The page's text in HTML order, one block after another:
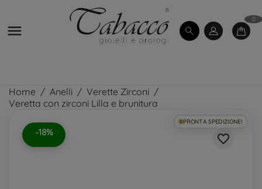

0
Home Anelli
Verette Zirconi
Veretta con zirconi Lilla e brunitura
-18%
PRONTA SPEDIZIONE!
favorite_border